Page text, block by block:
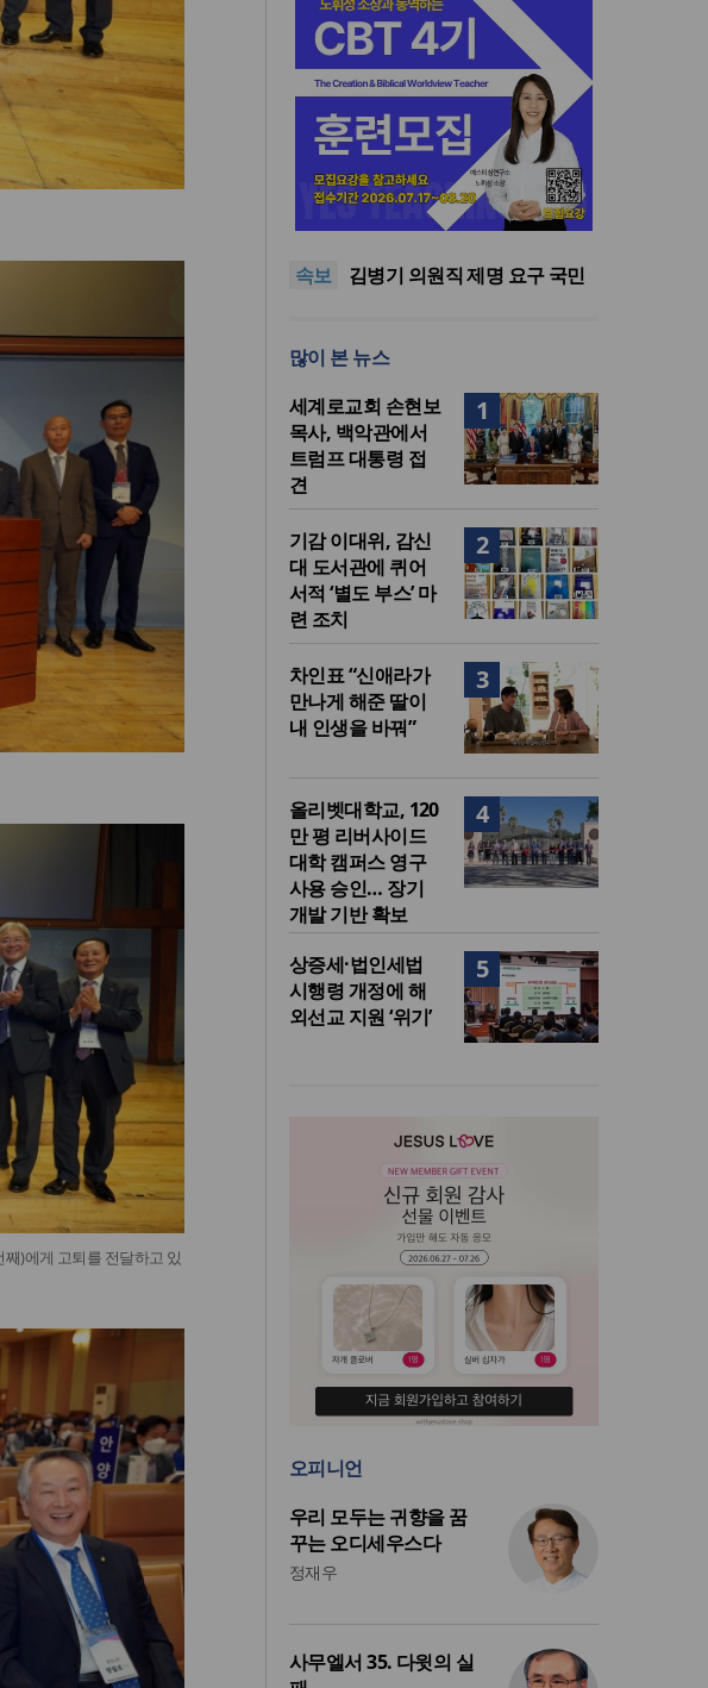
)에게 고퇴를 전달하고 있
속보
기감 이대위, 감신대 도서관에
퀴어서적 ‘별도 부스’ 마련 조치
2026년 상반기 탈북민 입국 63
소
라’ 일부 활동 중단… “중대한 사
김병기 의원직 제명 요구 국민
위한 국가적 자산”
퀴어서적 ‘별도 부스’ 마련 조치
2026년 상반기 탈북민 입국 63
명… 전년 동기 대비 34.4% 감
소
많이 본 뉴스
1
세계로교회 손현보
목사, 백악관에서
트럼프 대통령 접
견
2
기감 이대위, 감신
대 도서관에 퀴어
서적 ‘별도 부스’ 마
련 조치
3
차인표 “신애라가
만나게 해준 딸이
내 인생을 바꿔”
4
올리벳대학교, 120
만 평 리버사이드
대학 캠퍼스 영구
사용 승인… 장기
개발 기반 확보
5
상증세·법인세법
시행령 개정에 해
외선교 지원 ‘위기’
오피니언
우리 모두는 귀향을 꿈
꾸는 오디세우스다
정재우
사무엘서 35. 다윗의 실